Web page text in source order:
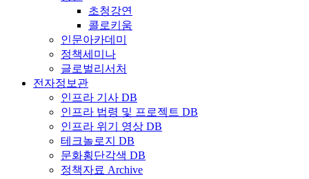
초청강연
콜로키움
인문아카데미
정책세미나
글로벌리서처
전자정보관
인프라 기사 DB
인프라 법령 및 프로젝트 DB
인프라 위기 영상 DB
테크놀로지 DB
문화횡단각색 DB
정책자료 Archive